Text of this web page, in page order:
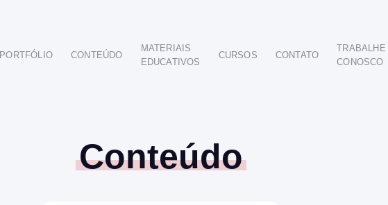
ODONTOLÓGICO
HOTELARIA
BUSINESS INTELIGENCE
PORTFÓLIO CONTEÚDO
MATERIAIS
EDUCATIVOS
CURSOS CONTATO
TRABALHE
CONOSCO
Conteúdo